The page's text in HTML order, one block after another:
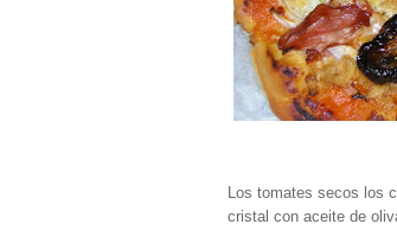
Los tomates secos los
cristal con aceite de